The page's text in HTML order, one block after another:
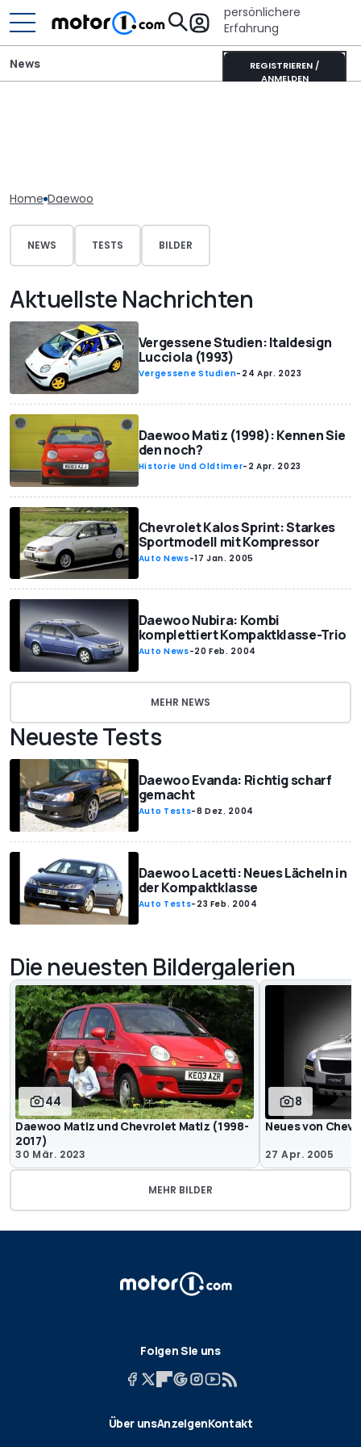
persönlichere
Erfahrung
REGISTRIEREN /
ANMELDEN
News
Home Daewoo
NEWS TESTS BILDER
Aktuellste Nachrichten
Vergessene Studien: Italdesign
Lucciola (1993)
Vergessene Studien- 24 Apr. 2023
Daewoo Matiz (1998): Kennen Sie
den noch?
Historie Und Oldtimer- 2 Apr. 2023
Chevrolet Kalos Sprint: Starkes
Sportmodell mit Kompressor
Auto News-17 Jan. 2005
Daewoo Nubira: Kombi
komplettiert Kompaktklasse-Trio
Auto News-20 Feb. 2004
MEHR NEWS
Neueste Tests
Daewoo Evanda: Richtig scharf
gemacht
Auto Tests-8 Dez. 2004
Daewoo Lacetti: Neues Lächeln in
der Kompaktklasse
Auto Tests- 23 Feb. 2004
Die neuesten Bildergalerien
44
Daewoo Matiz und Chevrolet Matiz (1998-
2017)
30 Mär. 2023
8
Neues von
27 Apr. 2005
MEHR BILDER
Folgen Sie uns
Über unsAnzeigenKontakt